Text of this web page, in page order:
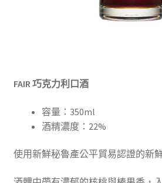
FAIR 巧克力利口酒
容量：350ml
酒精濃度：22%
使用新鮮秘魯產公平貿易認證的新